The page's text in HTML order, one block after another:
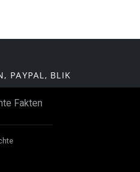
PAYPAL, BLIK
Fakten